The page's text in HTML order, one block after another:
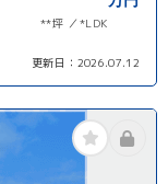
**坪 *LDK
更新日： 2026.07.12